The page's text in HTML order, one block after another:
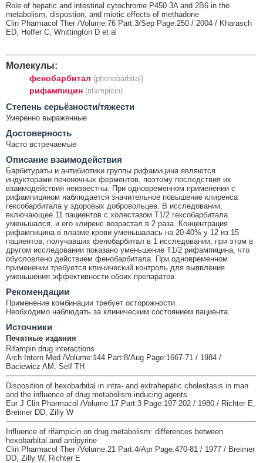
Role of hepatic and intestinal cytochrome P450 3A and 2B6 in the
metabolism, dispostion, and miotic effects of methadone
Clin Pharmacol Ther /Volume:76 Part:3/Sep Page:250 / 2004 / Kharasch
ED, Hoffer C, Whittington D et al
Молекулы:
фенобарбитал (phenobarbital)
рифампицин (rifampicin)
Cтепень серьёзности/тяжести
Умеренно выраженные
Достоверность
Часто встречаемые
Описание взаимодействия
Барбитураты и антибиотики группы рифамицина являются
индукторами печеночных ферментов, поэтому последствия их
взаимодействия неизвестны. При одновременном применении с
рифампицином наблюдается значительное повышение клиренса
гексобарбитала у здоровых добровольцев. В исследовании,
включающее 11 пациентов с холестазом T1/2 гексобарбитала
уменьшался, и его клиренс возрастал в 2 раза. Концентрация
рифампицина в плазме крови уменьшалась на 20-40% у 12 из 15
пациентов, получавших фенобарбитал в 1 исследовании, при этом в
другом исследовании показано уменьшение T1/2 рифампицина, что
обусловлено действием фенобарбитала. При одновременном
применении требуется клинический контроль для выявления
уменьшения эффективности обоих препаратов.
Рекомендации
Применение комбинации требует осторожности.
Необходимо наблюдать за клиническим состоянием пациента.
Источники
Печатные издания
Rifampin drug interactions
Arch Intern Med /Volume:144 Part:8/Aug Page:1667-71 / 1984 /
Baciewicz AM, Self TH
Disposition of hexobarbital in intra- and extrahepatic cholestasis in man
and the influence of drug metabolism-inducing agents
Eur J Clin Pharmacol /Volume:17 Part:3 Page:197-202 / 1980 / Richter E,
Breimer DD, Zilly W
Influence of rifampicin on drug metabolism: differences between
hexobarbital and antipyrine
Clin Pharmacol Ther /Volume:21 Part:4/Apr Page:470-81 / 1977 / Breimer
DD, Zilly W, Richter E